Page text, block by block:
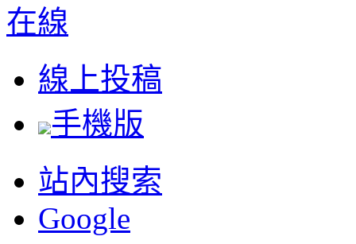
線上投稿
手機版
站內搜索
Google